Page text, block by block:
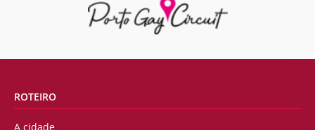
ROTEIRO
A cidade